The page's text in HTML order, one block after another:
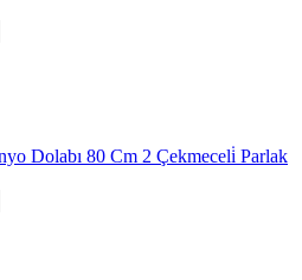
Dolabı 80 Cm 2 Çekmeceli̇ Parlak